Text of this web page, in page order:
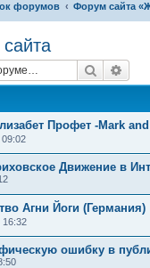
форумов Форум сайта
Поиск
Профет -Mark
09:02
Движение в
Агни Йоги (Германия)
16:32
ошибку в